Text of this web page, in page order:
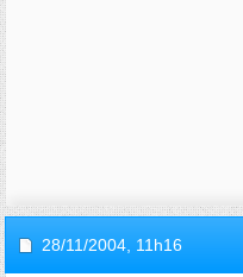
28/11/2004, 11h16